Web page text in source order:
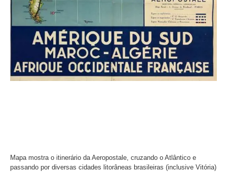
Mapa mostra o itinerário da Aeropostale, cruzando o Atlântico e
passando por diversas cidades litorâneas brasileiras (inclusive Vitória)